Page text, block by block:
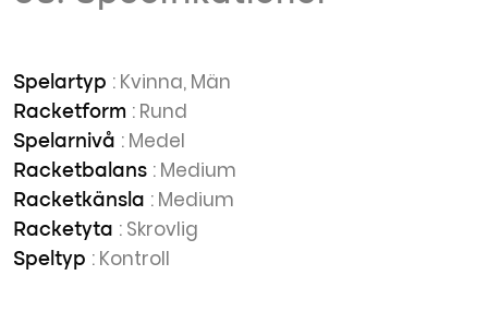
Spelartyp : Kvinna, Män
Racketform : Rund
Spelarnivå : Medel
Racketbalans : Medium
Racketkänsla : Medium
Racketyta : Skrovlig
Speltyp : Kontroll